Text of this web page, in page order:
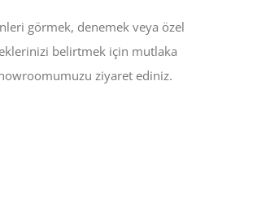
görmek, denemek veya özel
belirtmek için mutlaka
ziyaret ediniz.